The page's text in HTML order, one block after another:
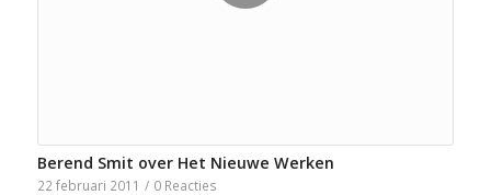
Berend Smit over Het Nieuwe Werken
22 februari 2011 / 0 Reacties